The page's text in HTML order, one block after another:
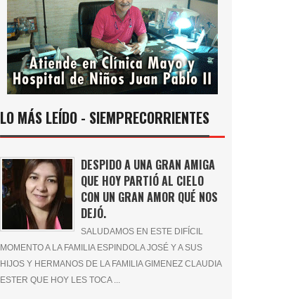
LO MÁS LEÍDO - SIEMPRECORRIENTES
DESPIDO A UNA GRAN AMIGA
QUE HOY PARTIÓ AL CIELO
CON UN GRAN AMOR QUÉ NOS
DEJÓ.
SALUDAMOS EN ESTE DIFÍCIL
MOMENTO A LA FAMILIA ESPINDOLA JOSÉ Y A SUS
HIJOS Y HERMANOS DE LA FAMILIA GIMENEZ CLAUDIA
ESTER QUE HOY LES TOCA ...